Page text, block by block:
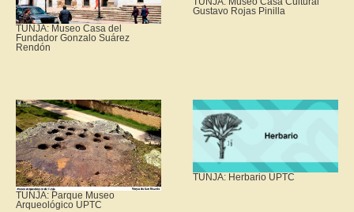
TUNJA: Museo Casa del
Fundador Gonzalo Suárez
Rendón
Gustavo Rojas Pinilla
TUNJA: Parque Museo
Arqueológico UPTC
TUNJA: Herbario UPTC